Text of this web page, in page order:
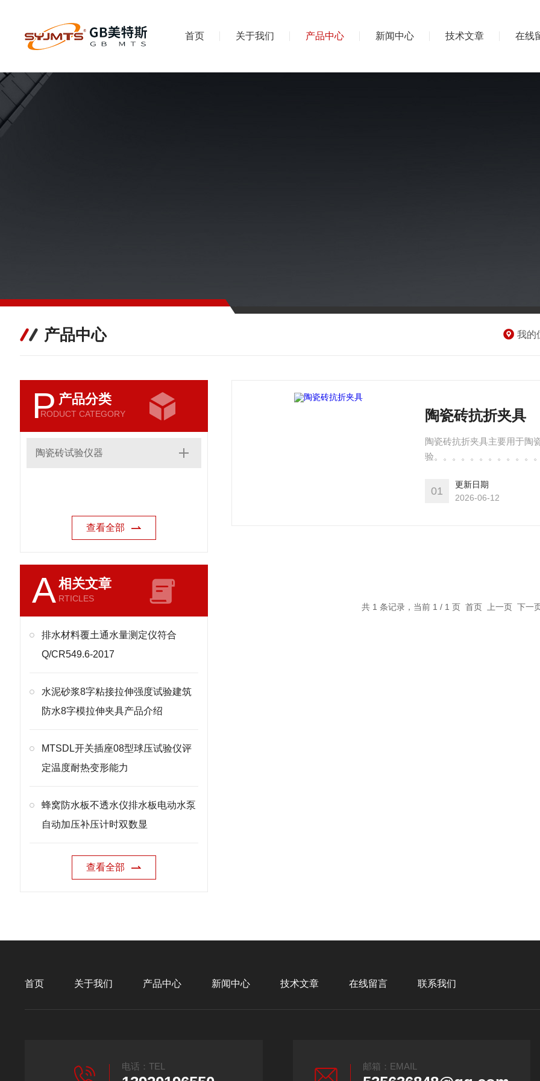
首页 关于我们 产品中心 新闻中心 技术文章 在线
产品中心 我的
P 产品分类
RODUCT CATEGORY
陶瓷砖试验仪器
查看全部
A相关文章
RTICLES
排水材料覆土通水量测定仪符合
Q/CR549.6-2017
水泥砂浆8字粘接拉伸强度试验建筑
防水8字模拉伸夹具产品介绍
MTSDL开关插座08型球压试验仪评
定温度耐热变形能力
蜂窝防水板不透水仪排水板电动水泵
自动加压补压计时双数显
查看全部
陶瓷砖抗折夹具
陶瓷砖抗折夹具主要用于陶
验。。。。。。。。。。。
01
更新日期
2026-06-12
共 1 条记录，当前 1 / 1 页 首页 上一页 下一
首页 关于我们 产品中心 新闻中心 技术文章 在线留言 联系我们
电话：TEL 邮箱：EMAIL